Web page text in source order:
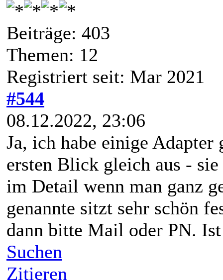
Beiträge: 403
Themen: 12
Registriert seit: Mar 2021
#544
08.12.2022, 23:06
Ja, ich habe einige Adapter
ersten Blick gleich aus -
im Detail wenn man ganz
genannte sitzt sehr schön
dann bitte Mail oder PN.
Suchen
Zitieren